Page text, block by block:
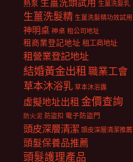
熱泵 生薑洗頭試用 生薑洗髮乳
生薑洗髮精 生薑洗髮精功效試用
神明桌 神桌 租公司地址
租商業登記地址 租工商地址
租營業登記地址
結婚黃金出租職業工會
草本沐浴乳 草本沐浴露
虛擬地址出租 金價查詢
防火泥 防盜扣 電子防盜門
頭皮深層清潔 頭皮深層清潔推薦
頭髮保養品推薦
頭髮護理產品